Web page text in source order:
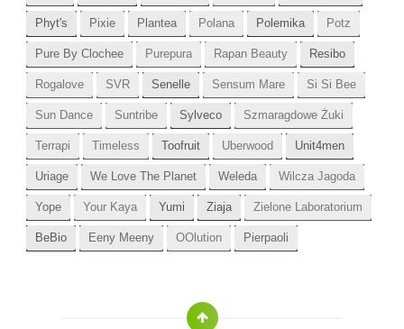
Phyt's Pixie Plantea Polana Polemika Potz
Pure By Clochee Purepura Rapan Beauty Resibo
Rogalove SVR Senelle Sensum Mare Si Si Bee
Sun Dance Suntribe Sylveco Szmaragdowe Żuki
Terrapi Timeless Toofruit Uberwood Unit4men
Uriage We Love The Planet Weleda Wilcza Jagoda
Yope Your Kaya Yumi Ziaja Zielone Laboratorium
BeBio Eeny Meeny OOlution Pierpaoli